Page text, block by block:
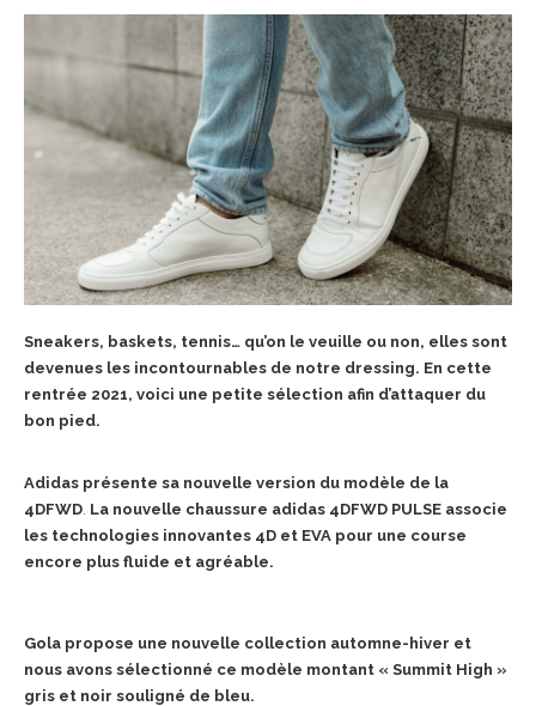
Sneakers, baskets, tennis… qu’on le veuille ou non, elles sont
devenues les incontournables de notre dressing. En cette
rentrée 2021, voici une petite sélection afin d’attaquer du
bon pied.
Adidas présente sa nouvelle version du modèle de la
4DFWD La nouvelle chaussure adidas 4DFWD PULSE associe
les technologies innovantes 4D et EVA pour une course
encore plus fluide et agréable.
Gola propose une nouvelle collection automne-hiver et
nous avons sélectionné ce modèle montant « Summit High »
gris et noir souligné de bleu.